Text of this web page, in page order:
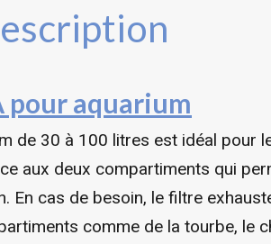
pour aquarium
de 30 à 100 litres est idéal pour
aux deux compartiments qui
cas de besoin, le filtre
comme de la tourbe, le